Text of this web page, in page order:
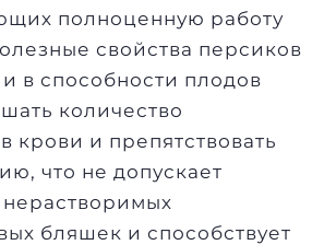
полноценную работу
свойства персиков
в способности плодов
количество
крови и препятствовать
что не допускает
бляшек и способствует